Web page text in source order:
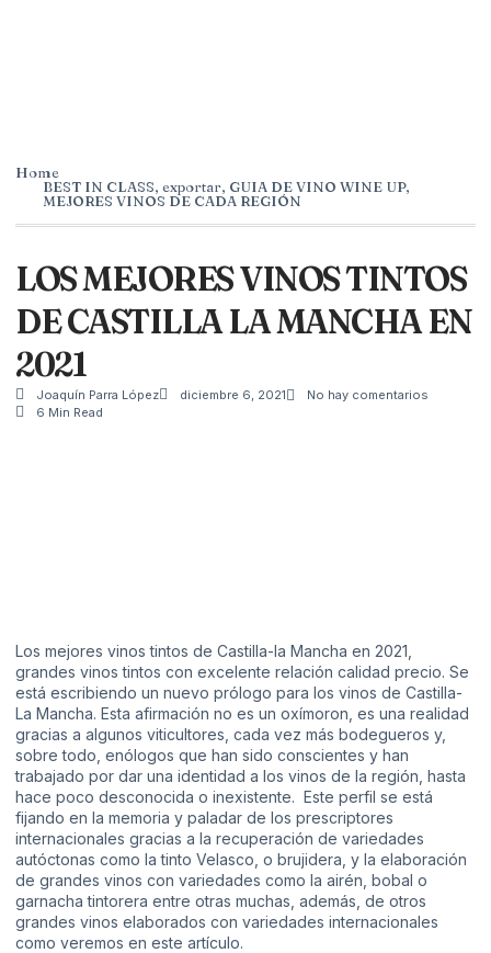
Home
BEST IN CLASS, exportar, GUIA DE VINO WINE UP,
MEJORES VINOS DE CADA REGIÓN
LOS MEJORES VINOS TINTOS
DE CASTILLA LA MANCHA EN
2021
Joaquín Parra López diciembre 6, 2021
No hay comentarios
6 Min Read
Los mejores vinos tintos de Castilla-la Mancha en 2021,
grandes vinos tintos con excelente relación calidad precio. Se
está escribiendo un nuevo prólogo para los vinos de Castilla-
La Mancha. Esta afirmación no es un oxímoron, es una realidad
gracias a algunos viticultores, cada vez más bodegueros y,
sobre todo, enólogos que han sido conscientes y han
trabajado por dar una identidad a los vinos de la región, hasta
hace poco desconocida o inexistente. Este perfil se está
fijando en la memoria y paladar de los prescriptores
internacionales gracias a la recuperación de variedades
autóctonas como la tinto Velasco, o brujidera, y la elaboración
de grandes vinos con variedades como la airén, bobal o
garnacha tintorera entre otras muchas, además, de otros
grandes vinos elaborados con variedades internacionales
como veremos en este artículo.